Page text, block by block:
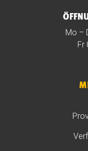
Mo –
Fr